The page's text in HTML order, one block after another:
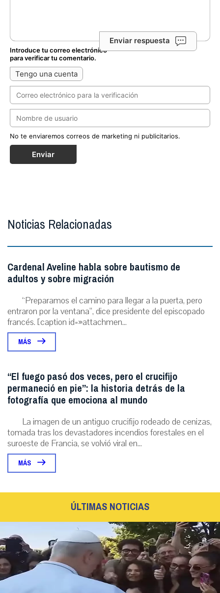
Enviar respuesta
Introduce tu correo electrónico
para verificar tu comentario.
Tengo una cuenta
No te enviaremos correos de marketing ni publicitarios.
Enviar
Noticias Relacionadas
Cardenal Aveline habla sobre bautismo de
adultos y sobre migración
“Preparamos el camino para llegar a la puerta, pero
entraron por la ventana”, dice presidente del episcopado
francés. [caption id=»attachmen...
MÁS
“El fuego pasó dos veces, pero el crucifijo
permaneció en pie”: la historia detrás de la
fotografía que emociona al mundo
La imagen de un antiguo crucifijo rodeado de cenizas,
tomada tras los devastadores incendios forestales en el
suroeste de Francia, se volvió viral en...
MÁS
ÚLTIMAS NOTICIAS